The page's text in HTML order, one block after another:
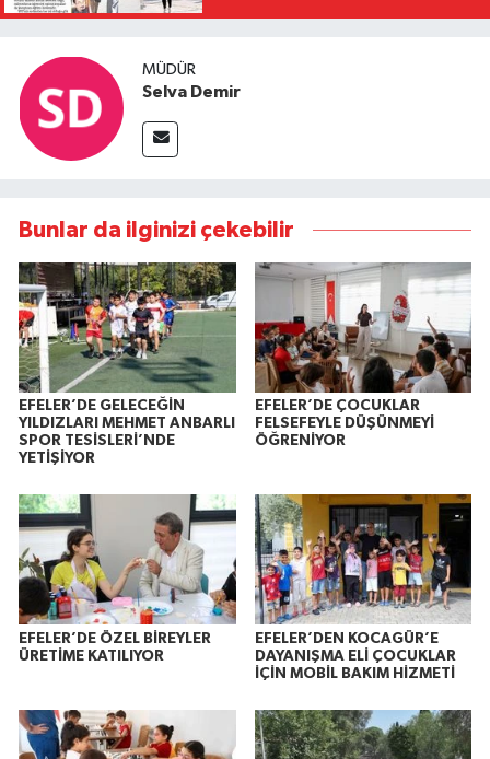
MÜDÜR
Selva Demir
Bunlar da ilginizi çekebilir
EFELER’DE GELECEĞİN
YILDIZLARI MEHMET ANBARLI
SPOR TESİSLERİ’NDE
YETİŞİYOR
EFELER’DE ÇOCUKLAR
FELSEFEYLE DÜŞÜNMEYİ
ÖĞRENİYOR
EFELER’DE ÖZEL BİREYLER
ÜRETİME KATILIYOR
EFELER’DEN KOCAGÜR’E
DAYANIŞMA ELİ ÇOCUKLAR
İÇİN MOBİL BAKIM HİZMETİ